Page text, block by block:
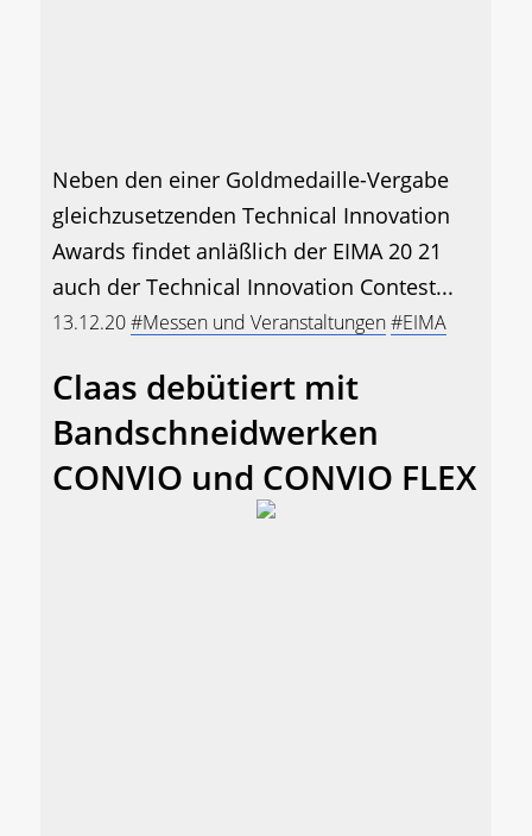
Neben den einer Goldmedaille-Vergabe
gleichzusetzenden Technical Innovation
Awards findet anläßlich der EIMA 20 21
auch der Technical Innovation Contest...
13.12.20#Messen und Veranstaltungen#EIMA
Claas debütiert mit
Bandschneidwerken
CONVIO und CONVIO FLEX